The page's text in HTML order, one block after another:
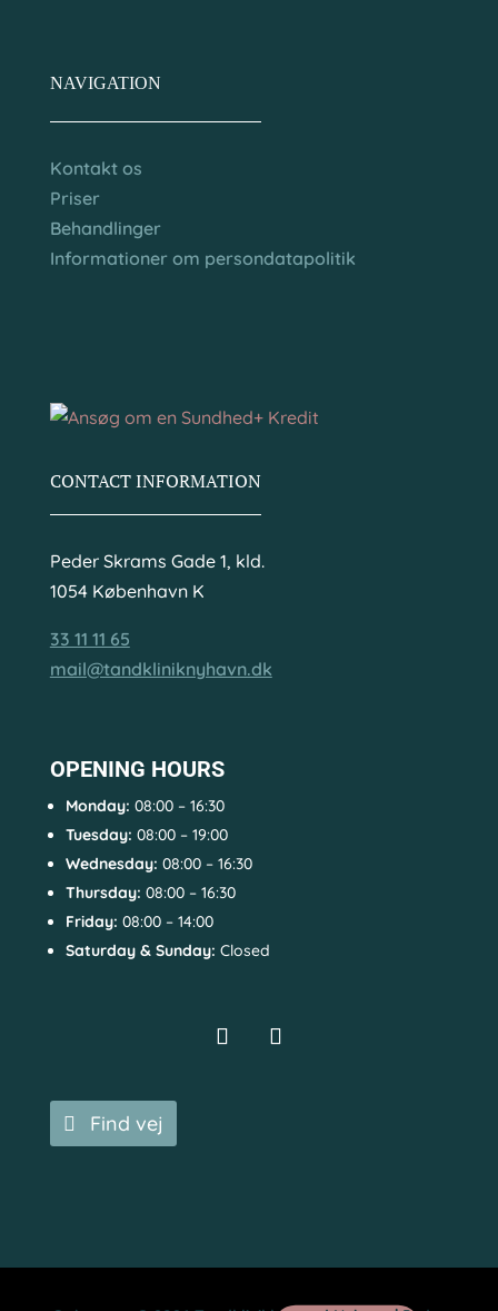
OPENING HOURS
Monday: 08:00 – 16:30
Tuesday: 08:00 – 19:00
Wednesday: 08:00 – 16:30
Thursday: 08:00 – 16:30
Friday: 08:00 – 14:00
Saturday & Sunday: Closed
Find vej
CONTACT INFORMATION
Peder Skrams Gade 1, kld.
1054 København K
33 11 11 65
mail@tandkliniknyhavn.dk
NAVIGATION
Kontakt os
Priser
Behandlinger
Informationer om persondatapolitik